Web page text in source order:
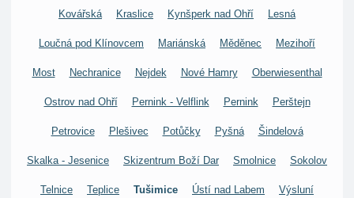
Kovářská Kraslice Kynšperk nad Ohří Lesná
Loučná pod Klínovcem Mariánská Měděnec Mezihoří
Most Nechranice Nejdek Nové Hamry Oberwiesenthal
Ostrov nad Ohří Pernink - Velflink Pernink Perštejn
Petrovice Plešivec Potůčky Pyšná Šindelová
Skalka - Jesenice Skizentrum Boží Dar Smolnice Sokolov
Telnice Teplice Tušimice Ústí nad Labem Výsluní